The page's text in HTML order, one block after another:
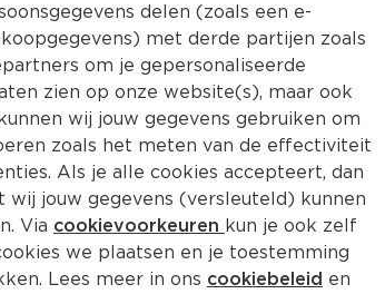
de Mix Choco pepernoten glutenvrij
.
van de verpakking. Daarop staat dat
staat "Kan sporen bevatten van
allergie of -intolerantie kan dit
Eet het product daarom niet als u
glutenvrij 150 gram, streepjescode
delen (zoals een e-
met derde partijen zoals
om je gepersonaliseerde
zien op onze website(s), maar ook
wij jouw gegevens gebruiken om
zoals het meten van de effectiviteit
Als je alle cookies accepteert, dan
wij jouw gegevens (versleuteld) kunnen
Via cookievoorkeuren kun je ook zelf
we plaatsen en je toestemming
Lees meer in ons cookiebeleid en